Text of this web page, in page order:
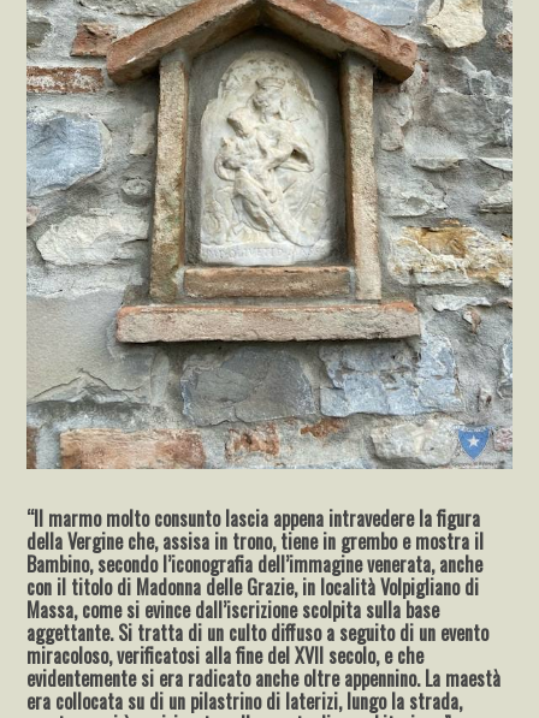
“Il marmo molto consunto lascia appena intravedere la figura
della Vergine che, assisa in trono, tiene in grembo e mostra il
Bambino, secondo l’iconografia dell’immagine venerata, anche
con il titolo di Madonna delle Grazie, in località Volpigliano di
Massa, come si evince dall’iscrizione scolpita sulla base
aggettante. Si tratta di un culto diffuso a seguito di un evento
miracoloso, verificatosi alla fine del XVII secolo, e che
evidentemente si era radicato anche oltre appennino. La maestà
era collocata su di un pilastrino di laterizi, lungo la strada,